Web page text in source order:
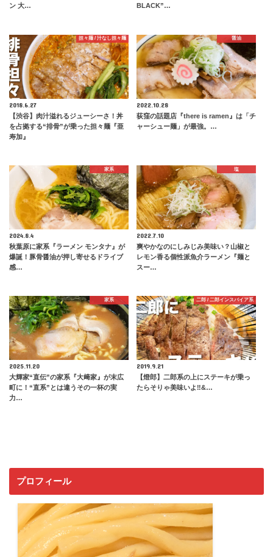
ン 大…
BLACK”…
担々麺 / 汁なし担々麺
2018.6.27
【渋谷】肉汁溢れるジューシーさ！丼
を占拠する“排骨”が乗った担々麺『亜
寿加』
醤油
2022.10.28
荻窪の話題店『there is ramen』は「チ
ャーシュー麺」が最強。…
家系
2024.8.4
秋葉原に家系『ラーメン モンタナ』が
爆誕！豚骨醤油が押し寄せるドライブ
感…
塩
2022.7.10
爽やかなのにしみじみ美味い？山椒と
レモン香る個性派魚介ラーメン『麺と
スー…
家系
2025.11.20
大輝家“直伝”の家系『大﨑家』が末広
町に！“直系”とは違うその一杯の実
力…
二郎 / 二郎インスパイア系
2019.9.21
【燈郎】二郎系の上にステーキが乗っ
たらそりゃ美味いよ‼︎&…
プロフィール